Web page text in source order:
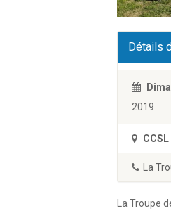
Détails
2019
La
La Troupe